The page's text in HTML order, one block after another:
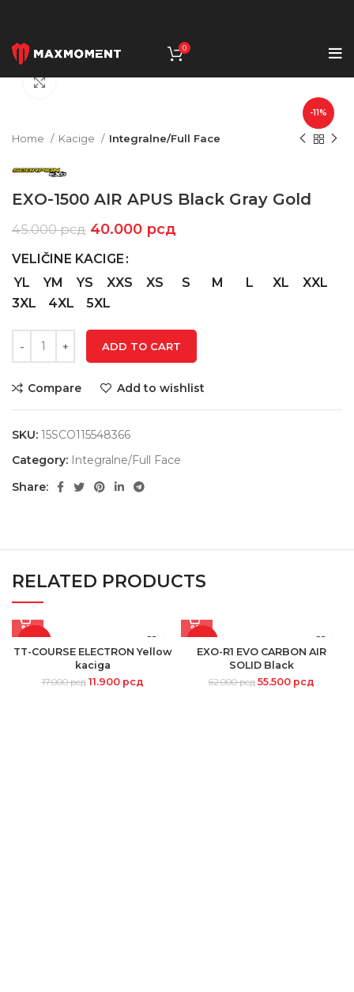
0
-11%
Home Kacige Integralne/Full Face
EXO-1500 AIR APUS Black Gray Gold
45.000рсд 40.000 рсд
VELIČINE KACIGE
YL
YM YS XXS XS S M L XL
XXL
3XL
4XL 5XL
ADD TO CART
Compare Add to wishlist
SKU: 15SCO115548366
Category: Integralne/Full Face
Share:
RELATED PRODUCTS
-30%
TT-COURSE ELECTRON Yellow
kaciga
17.000рсд 11.900 рсд
-10%
OUT
EXO-R1 EVO CARBON AIR
SOLID Black
62.000рсд 55.500 рсд